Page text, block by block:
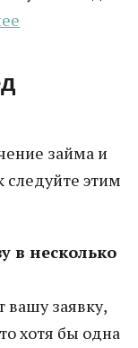
займа и
этим
в несколько
заявку,
хотя бы одна